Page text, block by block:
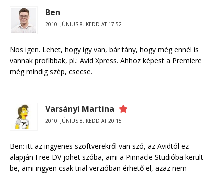
Ben
2010. JÚNIUS 8. KEDD AT 17:52
Nos igen. Lehet, hogy így van, bár tány, hogy még ennél is
vannak profibbak, pl.: Avid Xpress. Ahhoz képest a Premiere
még mindig szép, csecse.
Varsányi Martina
2010. JÚNIUS 8. KEDD AT 20:15
Ben: itt az ingyenes szoftverekről van szó, az Avidtól ez
alapján Free DV jöhet szóba, ami a Pinnacle Studióba került
be, ami ingyen csak trial verzióban érhető el, azaz nem